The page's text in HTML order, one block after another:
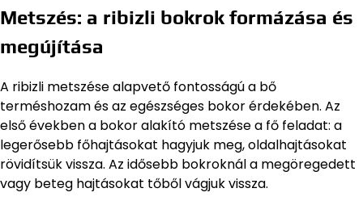
Metszés: a ribizli bokrok formázása és
megújítása
A ribizli metszése alapvető fontosságú a bő
terméshozam és az egészséges bokor érdekében. Az
első években a bokor alakító metszése a fő feladat: a
legerősebb főhajtásokat hagyjuk meg, oldalhajtásokat
rövidítsük vissza. Az idősebb bokroknál a megöregedett
vagy beteg hajtásokat tőből vágjuk vissza.